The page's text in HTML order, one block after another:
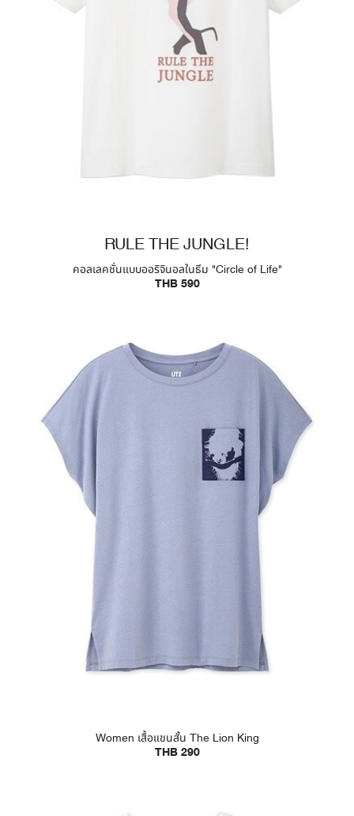
RULE THE JUNGLE!
คอลเลคชั่นแบบออริจินอลในธีม "Circle of Life"
THB 590
Women เสื้อแขนสั้น The Lion King
THB 290